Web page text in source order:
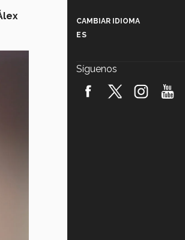
robótica
CAMBIAR IDIOMA
ES
Síguenos